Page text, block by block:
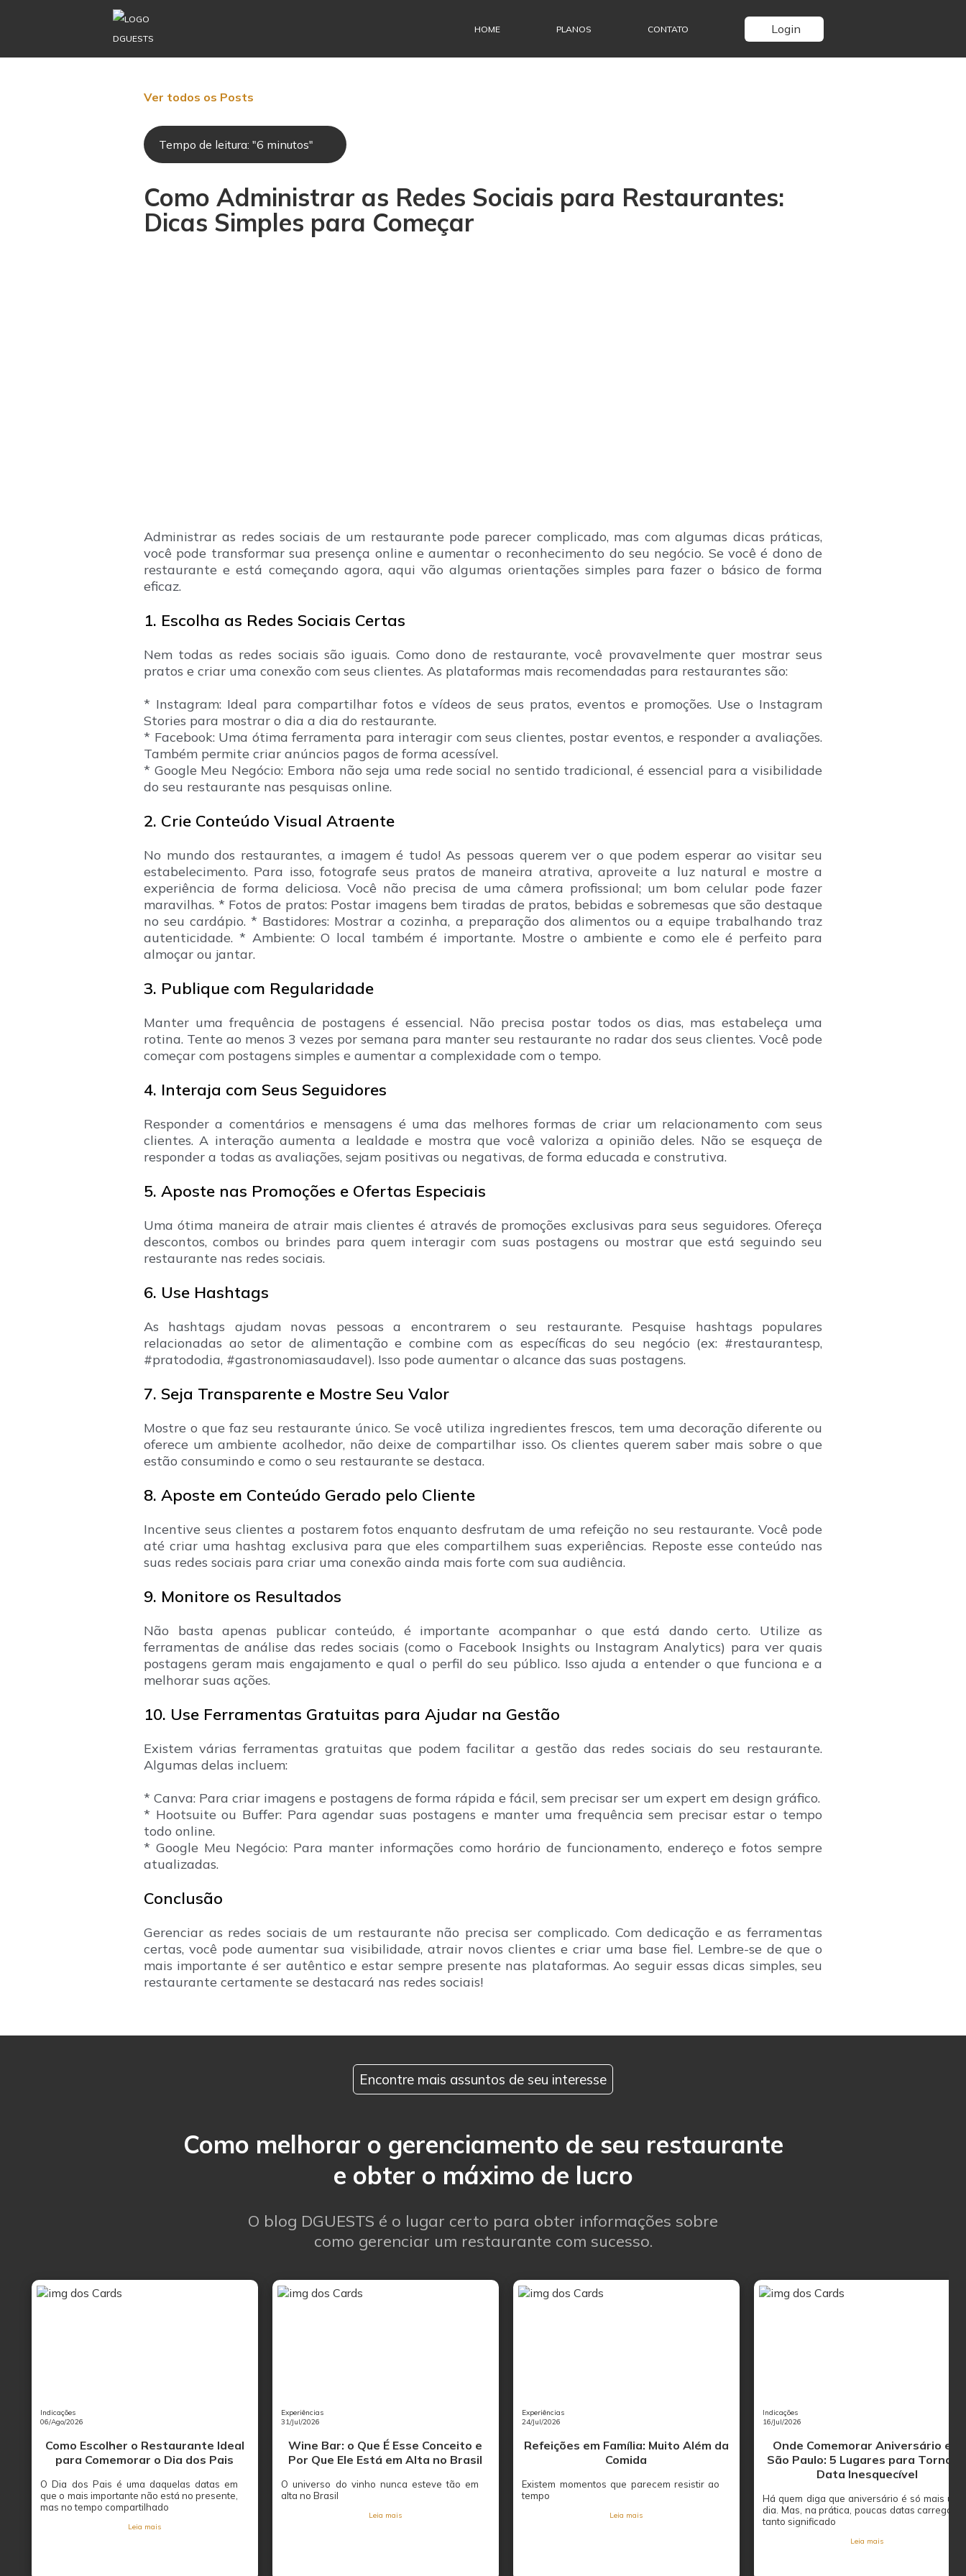
HOME PLANOS CONTATO Login
Ver todos os Posts
Tempo de leitura: "6 minutos"
Como Administrar as Redes Sociais para Restaurantes:
Dicas Simples para Começar
Administrar as redes sociais de um restaurante pode parecer complicado, mas com algumas dicas práticas,
você pode transformar sua presença online e aumentar o reconhecimento do seu negócio. Se você é dono de
restaurante e está começando agora, aqui vão algumas orientações simples para fazer o básico de forma
eficaz.
1. Escolha as Redes Sociais Certas
Nem todas as redes sociais são iguais. Como dono de restaurante, você provavelmente quer mostrar seus
pratos e criar uma conexão com seus clientes. As plataformas mais recomendadas para restaurantes são:
* Instagram: Ideal para compartilhar fotos e vídeos de seus pratos, eventos e promoções. Use o Instagram
Stories para mostrar o dia a dia do restaurante.
* Facebook: Uma ótima ferramenta para interagir com seus clientes, postar eventos, e responder a avaliações.
Também permite criar anúncios pagos de forma acessível.
* Google Meu Negócio: Embora não seja uma rede social no sentido tradicional, é essencial para a visibilidade
do seu restaurante nas pesquisas online.
2. Crie Conteúdo Visual Atraente
No mundo dos restaurantes, a imagem é tudo! As pessoas querem ver o que podem esperar ao visitar seu
estabelecimento. Para isso, fotografe seus pratos de maneira atrativa, aproveite a luz natural e mostre a
experiência de forma deliciosa. Você não precisa de uma câmera profissional; um bom celular pode fazer
maravilhas. * Fotos de pratos: Postar imagens bem tiradas de pratos, bebidas e sobremesas que são destaque
no seu cardápio. * Bastidores: Mostrar a cozinha, a preparação dos alimentos ou a equipe trabalhando traz
autenticidade. * Ambiente: O local também é importante. Mostre o ambiente e como ele é perfeito para
almoçar ou jantar.
3. Publique com Regularidade
Manter uma frequência de postagens é essencial. Não precisa postar todos os dias, mas estabeleça uma
rotina. Tente ao menos 3 vezes por semana para manter seu restaurante no radar dos seus clientes. Você pode
começar com postagens simples e aumentar a complexidade com o tempo.
4. Interaja com Seus Seguidores
Responder a comentários e mensagens é uma das melhores formas de criar um relacionamento com seus
clientes. A interação aumenta a lealdade e mostra que você valoriza a opinião deles. Não se esqueça de
responder a todas as avaliações, sejam positivas ou negativas, de forma educada e construtiva.
5. Aposte nas Promoções e Ofertas Especiais
Uma ótima maneira de atrair mais clientes é através de promoções exclusivas para seus seguidores. Ofereça
descontos, combos ou brindes para quem interagir com suas postagens ou mostrar que está seguindo seu
restaurante nas redes sociais.
6. Use Hashtags
As hashtags ajudam novas pessoas a encontrarem o seu restaurante. Pesquise hashtags populares
relacionadas ao setor de alimentação e combine com as específicas do seu negócio (ex: #restaurantesp,
#pratododia, #gastronomiasaudavel). Isso pode aumentar o alcance das suas postagens.
7. Seja Transparente e Mostre Seu Valor
Mostre o que faz seu restaurante único. Se você utiliza ingredientes frescos, tem uma decoração diferente ou
oferece um ambiente acolhedor, não deixe de compartilhar isso. Os clientes querem saber mais sobre o que
estão consumindo e como o seu restaurante se destaca.
8. Aposte em Conteúdo Gerado pelo Cliente
Incentive seus clientes a postarem fotos enquanto desfrutam de uma refeição no seu restaurante. Você pode
até criar uma hashtag exclusiva para que eles compartilhem suas experiências. Reposte esse conteúdo nas
suas redes sociais para criar uma conexão ainda mais forte com sua audiência.
9. Monitore os Resultados
Não basta apenas publicar conteúdo, é importante acompanhar o que está dando certo. Utilize as
ferramentas de análise das redes sociais (como o Facebook Insights ou Instagram Analytics) para ver quais
postagens geram mais engajamento e qual o perfil do seu público. Isso ajuda a entender o que funciona e a
melhorar suas ações.
10. Use Ferramentas Gratuitas para Ajudar na Gestão
Existem várias ferramentas gratuitas que podem facilitar a gestão das redes sociais do seu restaurante.
Algumas delas incluem:
* Canva: Para criar imagens e postagens de forma rápida e fácil, sem precisar ser um expert em design gráfico.
* Hootsuite ou Buffer: Para agendar suas postagens e manter uma frequência sem precisar estar o tempo
todo online.
* Google Meu Negócio: Para manter informações como horário de funcionamento, endereço e fotos sempre
atualizadas.
Conclusão
Gerenciar as redes sociais de um restaurante não precisa ser complicado. Com dedicação e as ferramentas
certas, você pode aumentar sua visibilidade, atrair novos clientes e criar uma base fiel. Lembre-se de que o
mais importante é ser autêntico e estar sempre presente nas plataformas. Ao seguir essas dicas simples, seu
restaurante certamente se destacará nas redes sociais!
Encontre mais assuntos de seu interesse
Como melhorar o gerenciamento de seu restaurante
e obter o máximo de lucro
O blog DGUESTS é o lugar certo para obter informações sobre
como gerenciar um restaurante com sucesso.
Indicações
06/Ago/2026
Como Escolher o Restaurante Ideal
para Comemorar o Dia dos Pais
O Dia dos Pais é uma daquelas datas em
que o mais importante não está no presente,
mas no tempo compartilhado
Leia mais
Experiências
31/Jul/2026
Wine Bar: o Que É Esse Conceito e
Por Que Ele Está em Alta no Brasil
O universo do vinho nunca esteve tão em
alta no Brasil
Leia mais
Experiências
24/Jul/2026
Refeições em Família: Muito Além da
Comida
Existem momentos que parecem resistir ao
tempo
Leia mais
Indicações
16/Jul/2026
Onde Comemorar Aniversário em
São Paulo: 5 Lugares para Tornar
Data Inesquecível
Há quem diga que aniversário é só mais um
dia. Mas, na prática, poucas datas carregam
tanto significado
Leia mais